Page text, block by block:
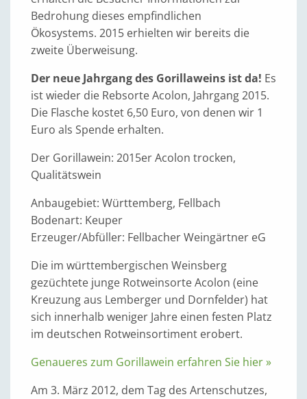
Bedrohung dieses empfindlichen
Ökosystems. 2015 erhielten wir bereits die
zweite Überweisung.
Der neue Jahrgang des Gorillaweins ist da! Es
ist wieder die Rebsorte Acolon, Jahrgang 2015.
Die Flasche kostet 6,50 Euro, von denen wir 1
Euro als Spende erhalten.
Der Gorillawein: 2015er Acolon trocken,
Qualitätswein
Anbaugebiet: Württemberg, Fellbach
Bodenart: Keuper
Erzeuger/Abfüller: Fellbacher Weingärtner eG
Die im württembergischen Weinsberg
gezüchtete junge Rotweinsorte Acolon (eine
Kreuzung aus Lemberger und Dornfelder) hat
sich innerhalb weniger Jahre einen festen Platz
im deutschen Rotweinsortiment erobert.
Genaueres zum Gorillawein erfahren Sie hier »
Am 3. März 2012, dem Tag des Artenschutzes,